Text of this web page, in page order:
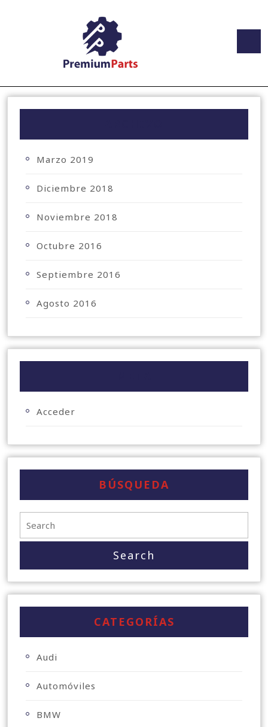
Marzo 2019
Diciembre 2018
Noviembre 2018
Octubre 2016
Septiembre 2016
Agosto 2016
Acceder
BÚSQUEDA
CATEGORÍAS
Audi
Automóviles
BMW